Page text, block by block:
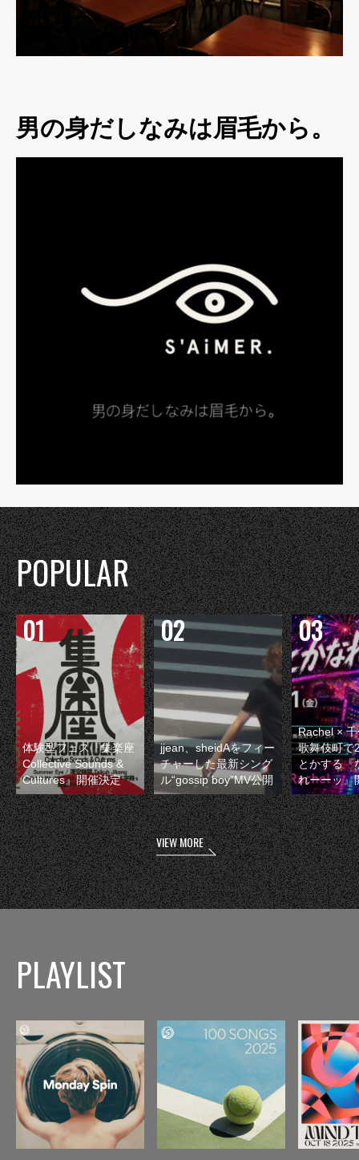
男の身だしなみは眉毛から。
POPULAR
体験型フェス『集楽座
Collective Sounds &
Cultures』開催決定
jjean、sheidAをフィー
チャーした最新シング
ル“gossip boy”MV公開
Rachel ×
歌舞伎町で
とかする『
れーーッ』
VIEW MORE
PLAYLIST